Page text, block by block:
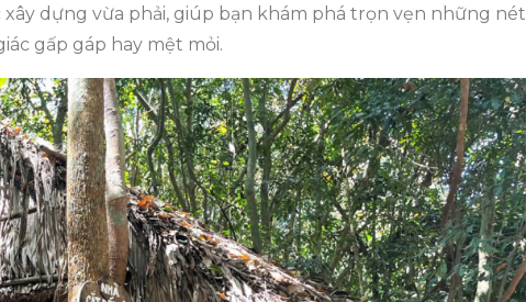
dựng vừa phải, giúp bạn khám phá trọn vẹn những nét
gấp gáp hay mệt mỏi.